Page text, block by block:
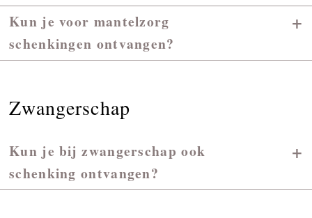
Kun je voor mantelzorg
schenkingen ontvangen?
+
Zwangerschap
Kun je bij zwangerschap ook
schenking ontvangen?
+